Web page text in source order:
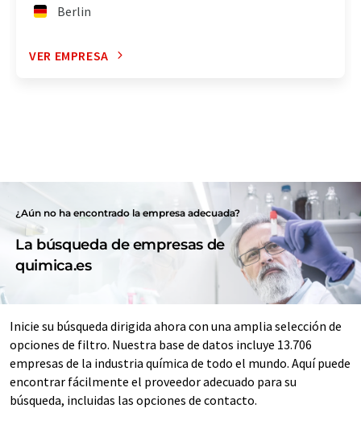
Berlin
VER EMPRESA
¿Aún no ha encontrado la empresa adecuada?
La búsqueda de empresas de
quimica.es
Inicie su búsqueda dirigida ahora con una amplia selección de
opciones de filtro. Nuestra base de datos incluye 13.706
empresas de la industria química de todo el mundo. Aquí puede
encontrar fácilmente el proveedor adecuado para su
búsqueda, incluidas las opciones de contacto.